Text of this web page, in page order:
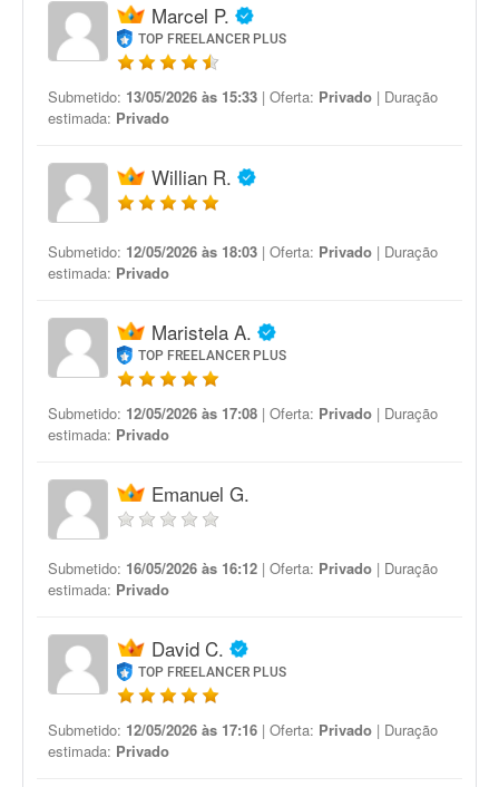
Marcel P.
TOP FREELANCER PLUS
Submetido: 13/05/2026 às 15:33 | Oferta: Privado | Duração
estimada: Privado
Willian R.
Submetido: 12/05/2026 às 18:03 | Oferta: Privado | Duração
estimada: Privado
Maristela A.
TOP FREELANCER PLUS
Submetido: 12/05/2026 às 17:08 | Oferta: Privado | Duração
estimada: Privado
Emanuel G.
Submetido: 16/05/2026 às 16:12 | Oferta: Privado | Duração
estimada: Privado
David C.
TOP FREELANCER PLUS
Submetido: 12/05/2026 às 17:16 | Oferta: Privado | Duração
estimada: Privado